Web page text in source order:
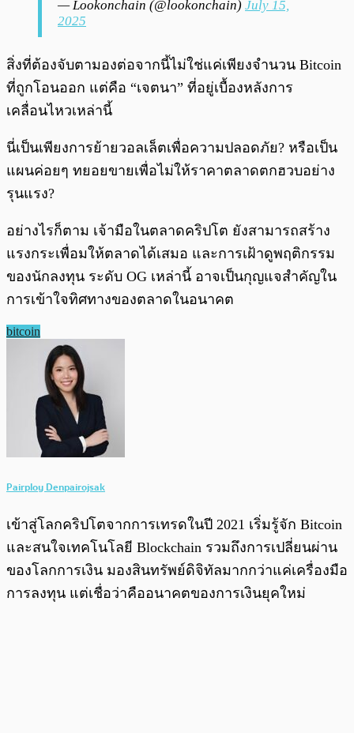
— Lookonchain (@lookonchain) July 15,
2025
สิ่งที่ต้องจับตามองต่อจากนี้ไม่ใช่แค่เพียงจำนวน Bitcoin
ที่ถูกโอนออก แต่คือ “เจตนา” ที่อยู่เบื้องหลังการ
เคลื่อนไหวเหล่านี้
นี่เป็นเพียงการย้ายวอลเล็ตเพื่อความปลอดภัย? หรือเป็น
แผนค่อยๆ ทยอยขายเพื่อไม่ให้ราคาตลาดตกฮวบอย่าง
รุนแรง?
อย่างไรก็ตาม เจ้ามือในตลาดคริปโต ยังสามารถสร้าง
แรงกระเพื่อมให้ตลาดได้เสมอ และการเฝ้าดูพฤติกรรม
ของนักลงทุน ระดับ OG เหล่านี้ อาจเป็นกุญแจสำคัญใน
การเข้าใจทิศทางของตลาดในอนาคต
bitcoin
Pairploy Denpairojsak
เข้าสู่โลกคริปโตจากการเทรดในปี 2021 เริ่มรู้จัก Bitcoin
และสนใจเทคโนโลยี Blockchain รวมถึงการเปลี่ยนผ่าน
ของโลกการเงิน มองสินทรัพย์ดิจิทัลมากกว่าแค่เครื่องมือ
การลงทุน แต่เชื่อว่าคืออนาคตของการเงินยุคใหม่